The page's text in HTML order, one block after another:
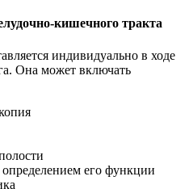
кишечного тракта
индивидуально в ходе
Она может включать
его функции